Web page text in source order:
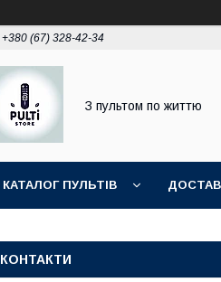
+380 (67) 328-42-34
З пультом по життю
КАТАЛОГ ПУЛЬТІВ
КОНТАКТИ